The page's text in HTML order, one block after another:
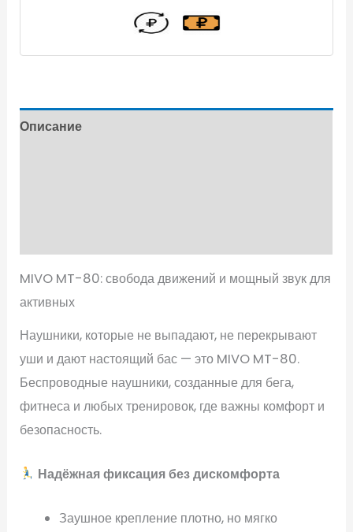
Описание
MIVO MT-80: свобода движений и мощный звук для
активных
Наушники, которые не выпадают, не перекрывают
уши и дают настоящий бас — это MIVO MT-80.
Беспроводные наушники, созданные для бега,
фитнеса и любых тренировок, где важны комфорт и
безопасность.
Надёжная фиксация без дискомфорта
Заушное крепление плотно, но мягко